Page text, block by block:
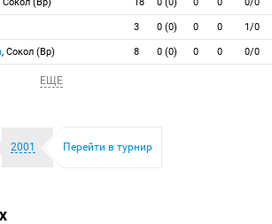
3 0 (0) 0 0 1/0
, Сокол (Вр) 8 0 (0) 0 0 0/0
ЕЩЕ
2001 Перейти в турнир